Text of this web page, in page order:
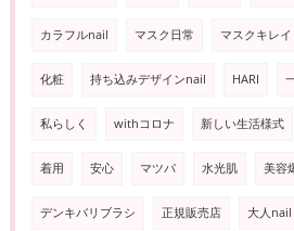
カラフルnail マスク日常 マスクキレイ
化粧 持ち込みデザインnail HARI
私らしく withコロナ 新しい生活様式
着用 安心 マツパ 水光肌 美容
デンキバリブラシ 正規販売店 大人nail